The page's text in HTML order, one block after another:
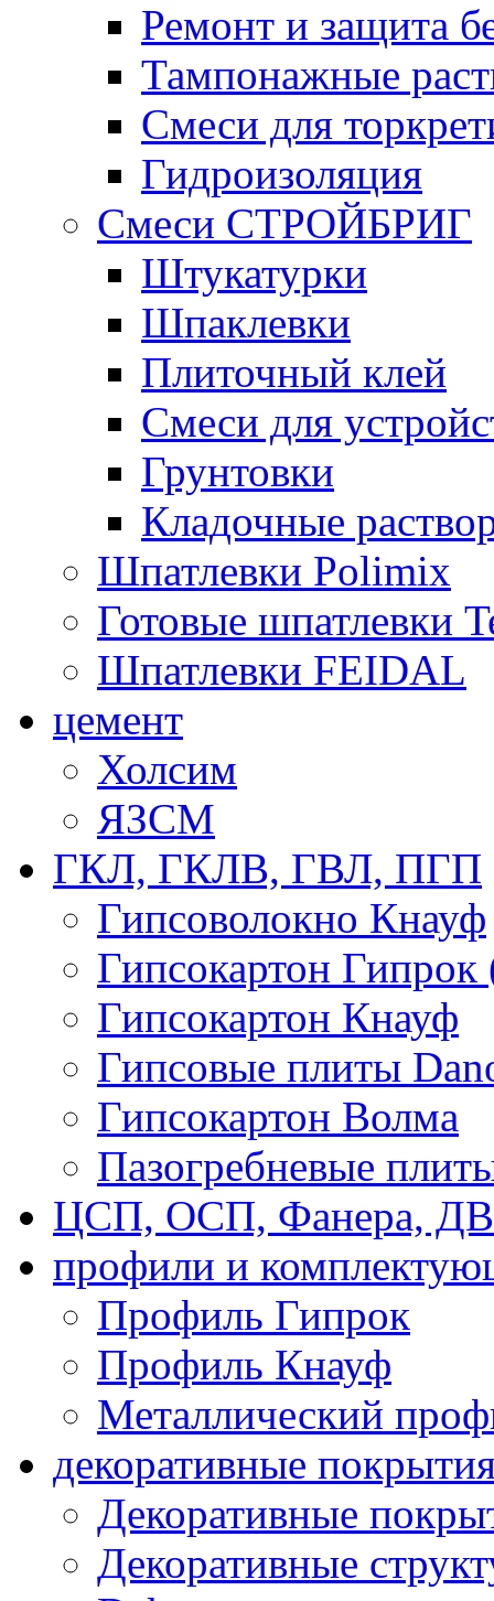
Ремонт и защита
Тампонажные
Смеси для
Гидроизоляция
Смеси СТРОЙБРИГ
Штукатурки
Шпаклевки
Плиточный клей
Смеси для
Грунтовки
Кладочные
Шпатлевки Polimix
Готовые шпатлевки
Шпатлевки FEIDAL
цемент
Холсим
ЯЗCМ
ГКЛ, ГКЛВ, ГВЛ, ПГП
Гипсоволокно Кнауф
Гипсокартон Гипрок
Гипсокартон Кнауф
Гипсовые плиты
Гипсокартон Волма
Пазогребневые
ЦСП, ОСП, Фанера,
профили и
Профиль Гипрок
Профиль Кнауф
Металлический
декоративные
Декоративные
Декоративные